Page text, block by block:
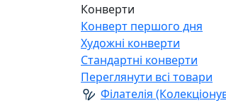
Конверти
Конверт першого дня
Художні конверти
Стандартні конверти
Переглянути всі товари
Філателія